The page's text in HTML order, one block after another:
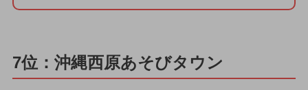
7位：沖縄西原あそびタウン